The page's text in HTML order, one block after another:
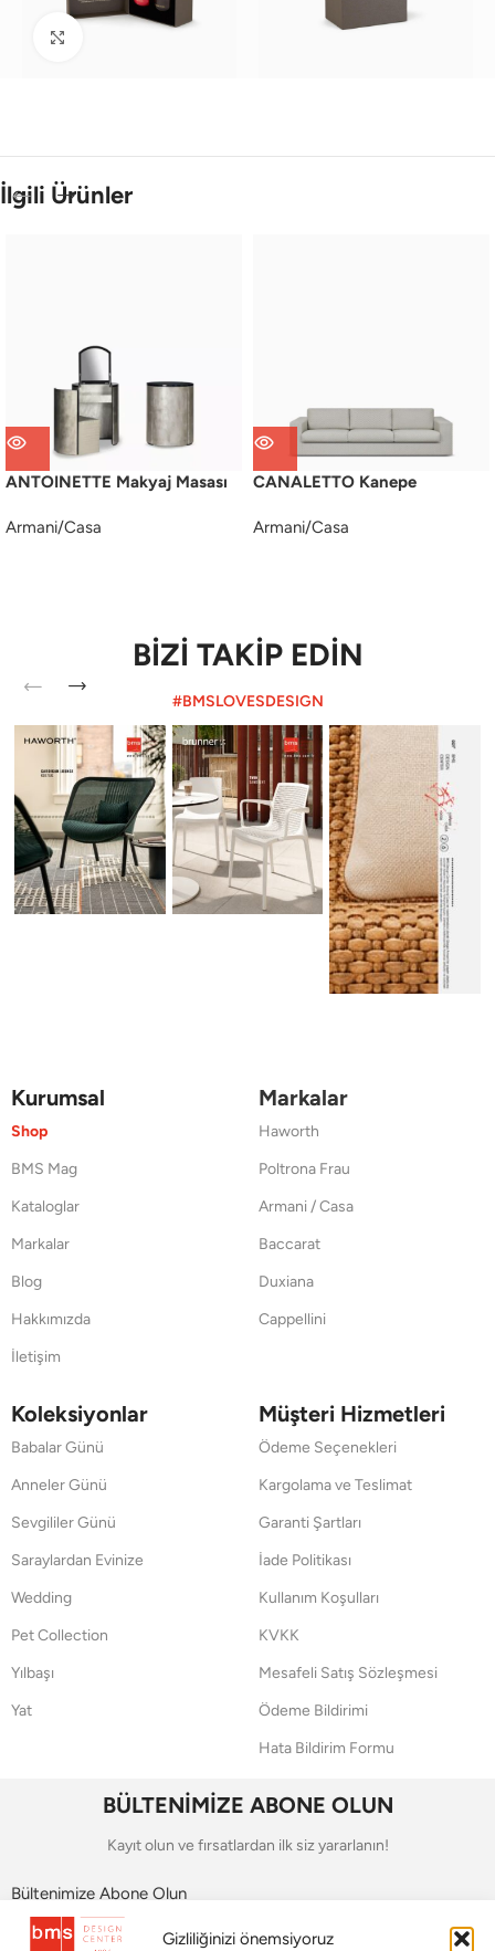
Gizliliğinizi önemsiyoruz
İlgili Ürünler
ANTOINETTE Makyaj Masası
Armani/Casa
CANALETTO Kanepe
Armani/Casa
BİZİ TAKİP EDİN
#BMSLOVESDESIGN
Kurumsal
Shop
BMS Mag
Kataloglar
Markalar
Blog
Hakkımızda
İletişim
Markalar
Haworth
Poltrona Frau
Armani / Casa
Baccarat
Duxiana
Cappellini
Koleksiyonlar
Babalar Günü
Anneler Günü
Sevgililer Günü
Saraylardan Evinize
Wedding
Pet Collection
Yılbaşı
Yat
Müşteri Hizmetleri
Ödeme Seçenekleri
Kargolama ve Teslimat
Garanti Şartları
İade Politikası
Kullanım Koşulları
KVKK
Mesafeli Satış Sözleşmesi
Ödeme Bildirimi
Hata Bildirim Formu
BÜLTENİMİZE ABONE OLUN
Kayıt olun ve fırsatlardan ilk siz yararlanın!
Bültenimize Abone Olun
Bizi Takip Edin